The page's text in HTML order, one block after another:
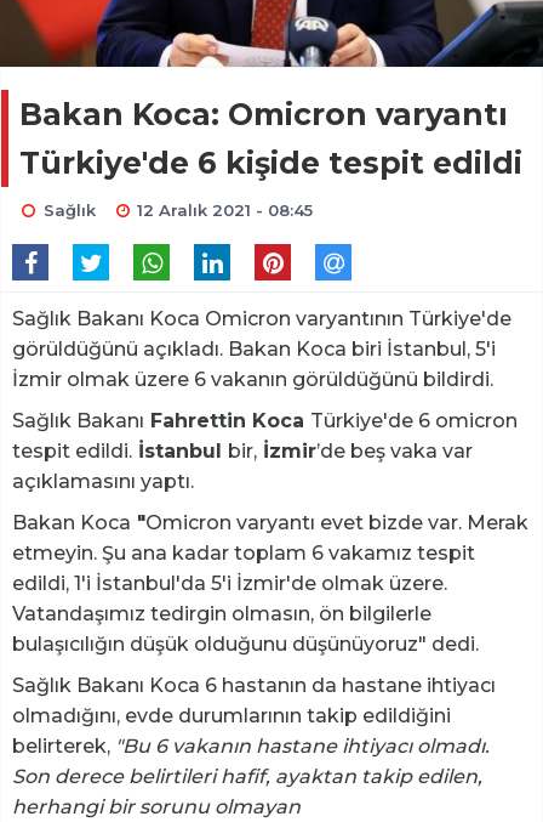
Bakan Koca: Omicron varyantı
Türkiye'de 6 kişide tespit edildi
Sağlık 12 Aralık 2021 - 08:45
Sağlık Bakanı Koca Omicron varyantının Türkiye'de
görüldüğünü açıkladı. Bakan Koca biri İstanbul, 5'i
İzmir olmak üzere 6 vakanın görüldüğünü bildirdi.
Sağlık Bakanı Fahrettin Koca Türkiye'de 6 omicron
tespit edildi. İstanbul bir, İzmir’de beş vaka var
açıklamasını yaptı.
Bakan Koca "Omicron varyantı evet bizde var. Merak
etmeyin. Şu ana kadar toplam 6 vakamız tespit
edildi, 1'i İstanbul'da 5'i İzmir'de olmak üzere.
Vatandaşımız tedirgin olmasın, ön bilgilerle
bulaşıcılığın düşük olduğunu düşünüyoruz" dedi.
Sağlık Bakanı Koca 6 hastanın da hastane ihtiyacı
olmadığını, evde durumlarının takip edildiğini
belirterek, "Bu 6 vakanın hastane ihtiyacı olmadı.
Son derece belirtileri hafif, ayaktan takip edilen,
herhangi bir sorunu olmayan